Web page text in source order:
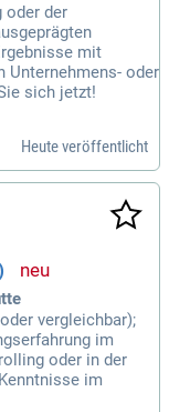
oder der
mit
Unternehmens- oder
sich jetzt!
Heute veröffentlicht
vergleichbar);
im
oder in der
im